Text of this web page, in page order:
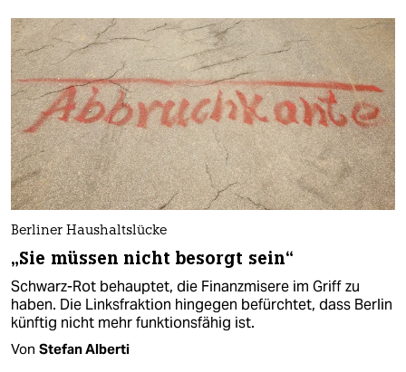
Berliner Haushaltslücke
„Sie müssen nicht besorgt sein“
Schwarz-Rot behauptet, die Finanzmisere im Griff zu
haben. Die Linksfraktion hingegen befürchtet, dass Berlin
künftig nicht mehr funktionsfähig ist.
Von Stefan Alberti